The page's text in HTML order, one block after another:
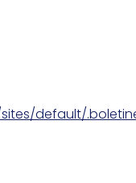
default/